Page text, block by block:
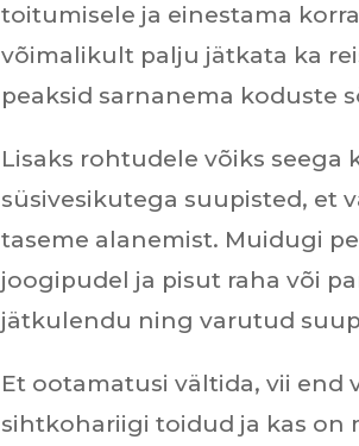
toitumisele ja einestama
võimalikult palju jätkata ka
peaksid sarnanema koduste
Lisaks rohtudele võiks seega
süsivesikutega suupisted, et
taseme alanemist. Muidugi
joogipudel ja pisut raha või
jätkulendu ning varutud
Et ootamatusi vältida, vii end
sihtkohariigi toidud ja kas on